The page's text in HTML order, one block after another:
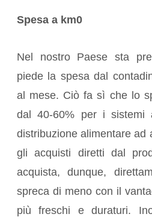
Spesa a km0
Nel nostro Paese sta
piede la spesa dal
al mese. Ciò fa sì che lo
dal 40-60% per i sistemi
distribuzione alimentare ad
gli acquisti diretti dal
acquista, dunque,
spreca di meno con il
più freschi e duraturi.